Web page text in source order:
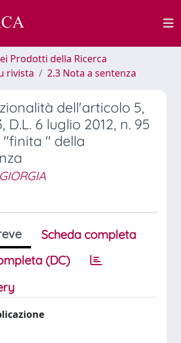
Prodotti della Ricerca
rivista
2.3 Nota a sentenza
dell'articolo 5,
D.L. 6 luglio 2012, n. 95
"finita " della
Scheda completa
(DC)